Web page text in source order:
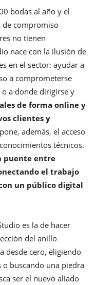
bodas al año y el
de compromiso
no tienen
nace con la ilusión de
en el sector: ayudar a
a comprometerse
a donde dirigirse y
de forma online y
clientes y
además, el acceso
técnicos.
puente entre
el trabajo
un público digital
es la de hacer
del anillo
desde cero, eligiendo
o buscando una piedra
ser el nuevo aliado